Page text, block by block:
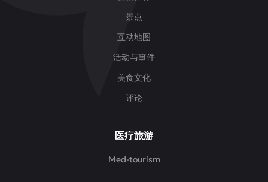
景点
互动地图
活动与事件
美食文化
评论
医疗旅游
Med-tourism